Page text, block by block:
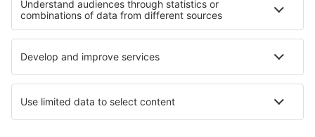
Hotels in Antalya Regio Hotels op Menorca
Hotels in Corsica Hotels in Junín Nationale Reserve
Hotels in Santander Hotels in Panama